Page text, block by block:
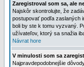
Zaregistroval som sa, ale
Najskôr skontrolujte, že
postupovať podľa zaslaných
boli by ste k tomu vyzvaný.
užívateľov, ktorý sa snažia
Návrat hore
V minulosti som sa
Najpravdepodobnejšie